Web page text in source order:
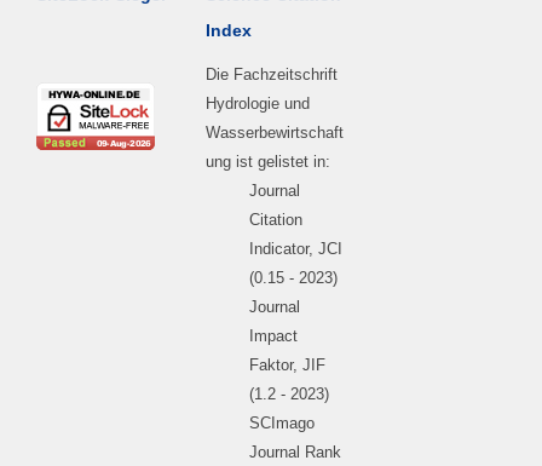
Index
Die Fachzeitschrift
Hydrologie und
Wasserbewirtschaft
ung ist gelistet in:
Journal
Citation
Indicator, JCI
(0.15 - 2023)
Journal
Impact
Faktor, JIF
(1.2 - 2023)
SCImago
Journal Rank